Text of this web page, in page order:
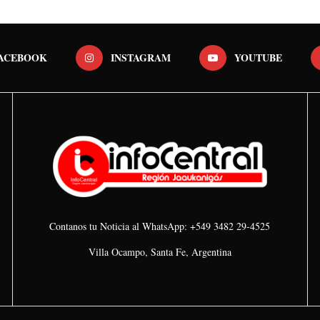
INSTAGRAM YOUTUBE
Contanos tu Noticia al WhatsApp: +549 3482 29-4525
Villa Ocampo, Santa Fe, Argentina